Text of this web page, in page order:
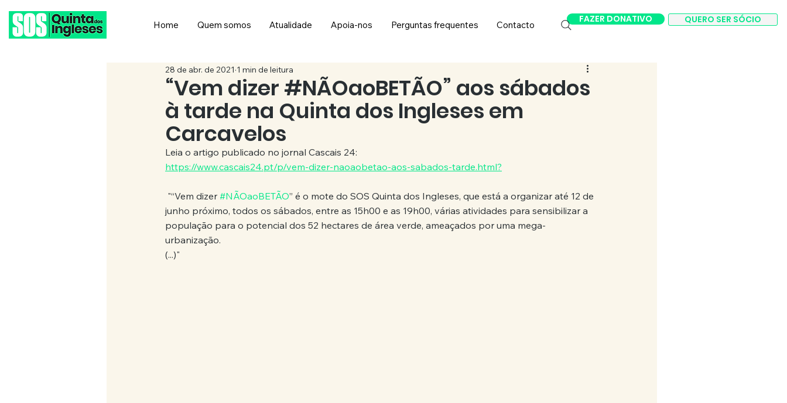
Home Quem somos Atualidade Apoia-nos Perguntas frequentes Contacto
FAZER DONATIVO QUERO SER SÓCIO
“Vem dizer #NÃOaoBETÃO” aos sábados
à tarde na Quinta dos Ingleses em
Carcavelos
28 de abr. de 2021 1 min de leitura
Leia o artigo publicado no jornal Cascais 24:
https://www.cascais24.pt/p/vem-dizer-naoaobetao-aos-sabados-tarde.html?
"“Vem dizer #NÃOaoBETÃO” é o mote do SOS Quinta dos Ingleses, que está a organizar até 12 de
junho próximo, todos os sábados, entre as 15h00 e as 19h00, várias atividades para sensibilizar a
população para o potencial dos 52 hectares de área verde, ameaçados por uma mega-
urbanização.
(...)"